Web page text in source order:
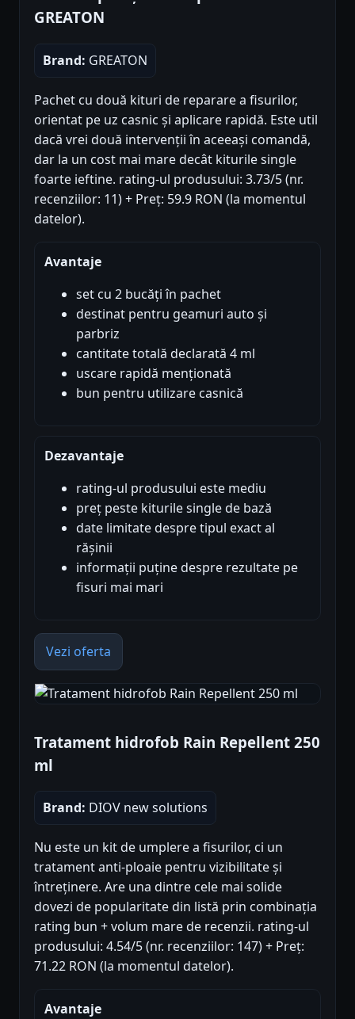
GREATON
Brand: GREATON
Pachet cu două kituri de reparare a fisurilor,
orientat pe uz casnic și aplicare rapidă. Este util
dacă vrei două intervenții în aceeași comandă,
dar la un cost mai mare decât kiturile single
foarte ieftine. rating-ul produsului: 3.73/5 (nr.
recenziilor: 11) + Preț: 59.9 RON (la momentul
datelor).
Avantaje
set cu 2 bucăți în pachet
destinat pentru geamuri auto și
parbriz
cantitate totală declarată 4 ml
uscare rapidă menționată
bun pentru utilizare casnică
Dezavantaje
rating-ul produsului este mediu
preț peste kiturile single de bază
date limitate despre tipul exact al
rășinii
informații puține despre rezultate pe
fisuri mai mari
Vezi oferta
Tratament hidrofob Rain Repellent 250
ml
Brand: DIOV new solutions
Nu este un kit de umplere a fisurilor, ci un
tratament anti-ploaie pentru vizibilitate și
întreținere. Are una dintre cele mai solide
dovezi de popularitate din listă prin combinația
rating bun + volum mare de recenzii. rating-ul
produsului: 4.54/5 (nr. recenziilor: 147) + Preț:
71.22 RON (la momentul datelor).
Avantaje